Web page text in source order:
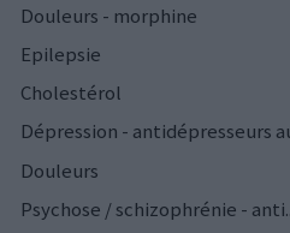
Douleurs - morphine
Epilepsie
Cholestérol
Dépression - antidépresseurs
Douleurs
Psychose / schizophrénie -